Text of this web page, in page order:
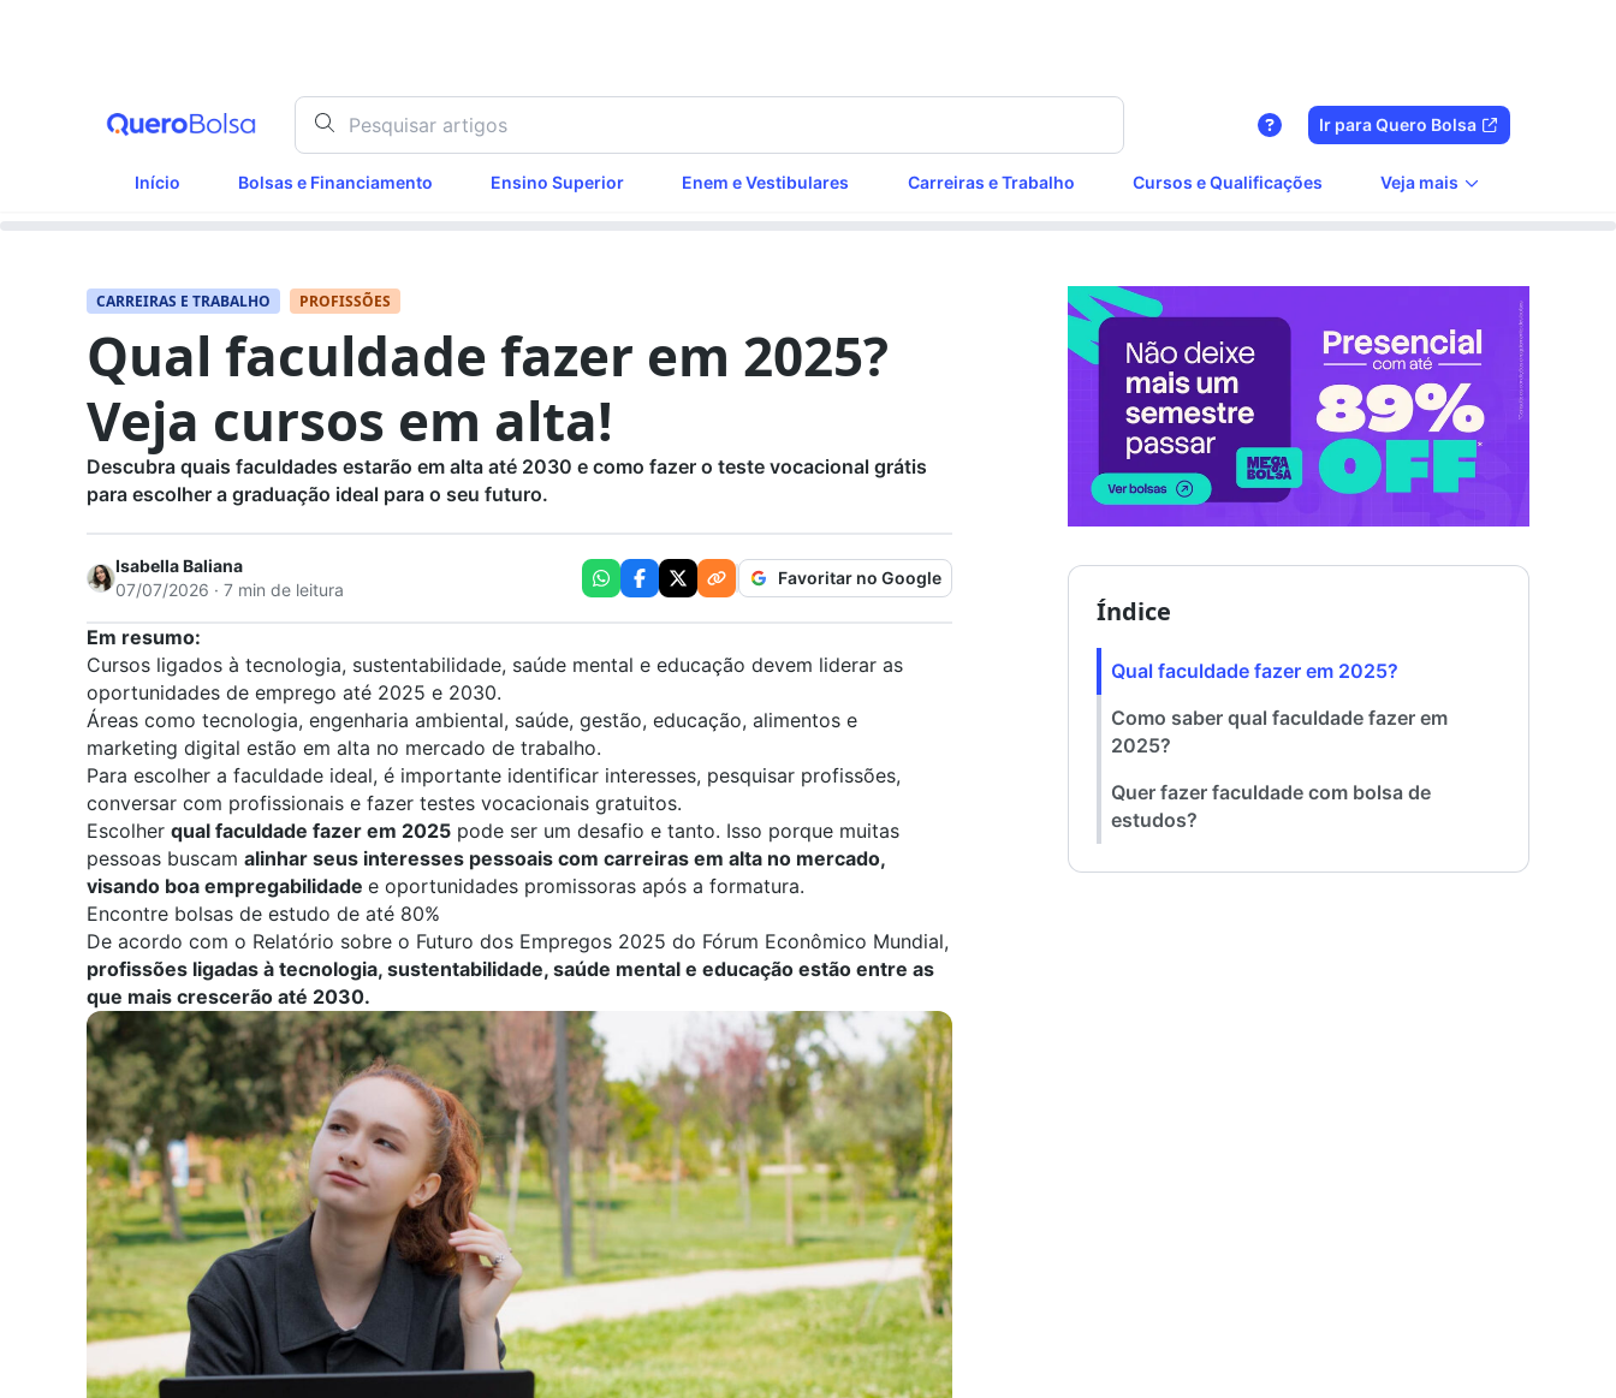
Ir para Quero Bolsa
Início Bolsas e Financiamento Ensino Superior Enem e Vestibulares Carreiras e Trabalho Cursos e Qualificações Veja mais
CARREIRAS E TRABALHO PROFISSÕES
Qual faculdade fazer em 2025?
Veja cursos em alta!
Descubra quais faculdades estarão em alta até 2030 e como fazer o teste vocacional grátis
para escolher a graduação ideal para o seu futuro.
Isabella Baliana
07/07/2026 · 7 min de leitura
Favoritar no Google
Em resumo:
Cursos ligados à tecnologia, sustentabilidade, saúde mental e educação devem liderar as
oportunidades de emprego até 2025 e 2030.
Áreas como tecnologia, engenharia ambiental, saúde, gestão, educação, alimentos e
marketing digital estão em alta no mercado de trabalho.
Para escolher a faculdade ideal, é importante identificar interesses, pesquisar profissões,
conversar com profissionais e fazer testes vocacionais gratuitos.
Escolher qual faculdade fazer em 2025 pode ser um desafio e tanto. Isso porque muitas
pessoas buscam alinhar seus interesses pessoais com carreiras em alta no mercado,
visando boa empregabilidade e oportunidades promissoras após a formatura.
Encontre bolsas de estudo de até 80%
De acordo com o Relatório sobre o Futuro dos Empregos 2025 do Fórum Econômico Mundial,
profissões ligadas à tecnologia, sustentabilidade, saúde mental e educação estão entre as
que mais crescerão até 2030.
Índice
Qual faculdade fazer em 2025?
Como saber qual faculdade fazer em
2025?
Quer fazer faculdade com bolsa de
estudos?